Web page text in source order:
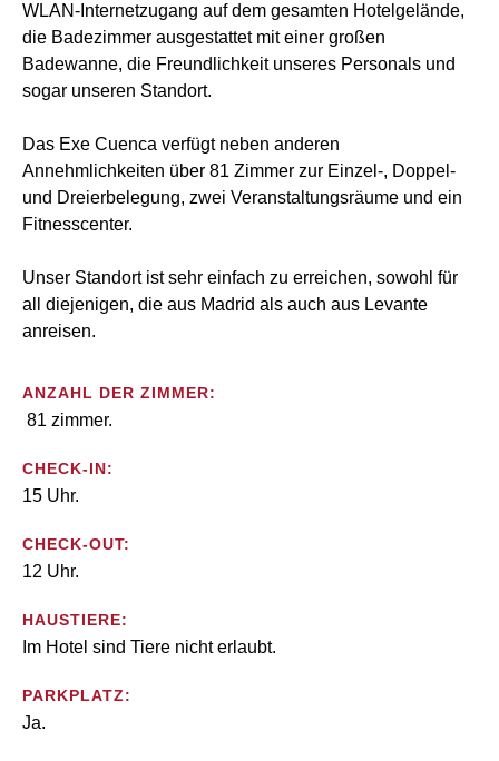
WLAN-Internetzugang auf dem gesamten Hotelgelände,
die Badezimmer ausgestattet mit einer großen
Badewanne, die Freundlichkeit unseres Personals und
sogar unseren Standort.
Das Exe Cuenca verfügt neben anderen
Annehmlichkeiten über 81 Zimmer zur Einzel-, Doppel-
und Dreierbelegung, zwei Veranstaltungsräume und ein
Fitnesscenter.
Unser Standort ist sehr einfach zu erreichen, sowohl für
all diejenigen, die aus Madrid als auch aus Levante
anreisen.
ANZAHL DER ZIMMER:
81 zimmer.
CHECK-IN:
15 Uhr.
CHECK-OUT:
12 Uhr.
HAUSTIERE:
Im Hotel sind Tiere nicht erlaubt.
PARKPLATZ:
Ja.